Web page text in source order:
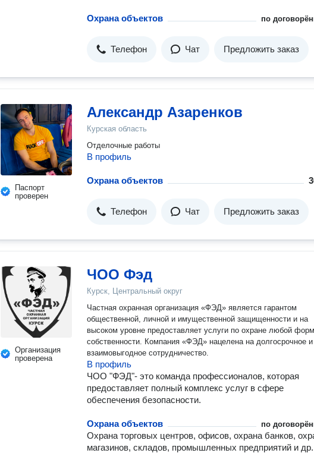
Охрана объектов по
Телефон Чат Предложить заказ
Паспорт
проверен
Александр Азаренков
Курская область
Отделочные работы
В профиль
Охрана объектов
Телефон Чат Предложить заказ
Организация
проверена
ЧОО Фэд
Курск, Центральный округ
Частная охранная организация «ФЭД» является гарантом
общественной, личной и имущественной защищенности и на
высоком уровне предоставляет услуги по охране любой
собственности. Компания «ФЭД» нацелена на долгосрочное и
взаимовыгодное сотрудничество.
В профиль
ЧОО "ФЭД"- это команда профессионалов, которая
предоставляет полный комплекс услуг в сфере
обеспечения безопасности.
Охрана объектов по
Охрана торговых центров, офисов, охрана банков,
магазинов, складов, промышленных предприятий и др.